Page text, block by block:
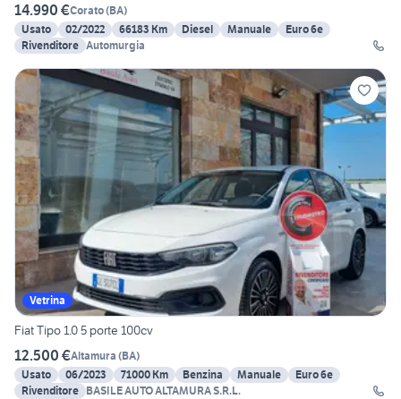
14.990 €Corato(BA)
Usato
02/2022 66183 Km Diesel Manuale
Euro 6e
Rivenditore Automurgia
Vetrina
Fiat Tipo 1.0 5 porte 100cv
12.500 €Altamura (BA)
Usato
06/2023 71000 Km Benzina Manuale
Euro 6e
Rivenditore BASILE AUTO ALTAMURA S.R.L.